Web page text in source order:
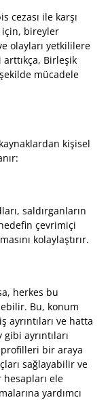
cezası ile karşı
için, bireyler
olayları yetkililere
Birleşik
mücadele
kişisel
saldırganların
çevrimiçi
kolaylaştırır.
herkes bu
Bu, konum
ayrıntıları ve hatta
ayrıntıları
bir araya
sağlayabilir ve
ele
yardımcı